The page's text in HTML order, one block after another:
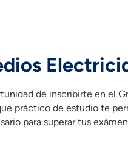
de inscribirte en el
práctico de estudio te
para superar tus